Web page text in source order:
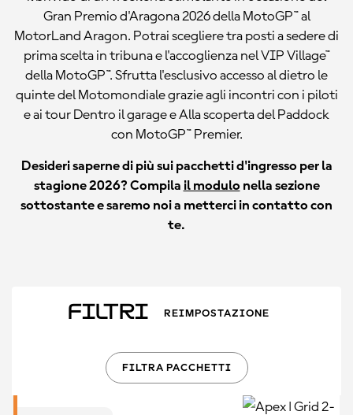
Gran Premio d'Aragona 2026 della MotoGP™ al
MotorLand Aragon. Potrai scegliere tra posti a sedere di
prima scelta in tribuna e l'accoglienza nel VIP Village™
della MotoGP™. Sfrutta l'esclusivo accesso al dietro le
quinte del Motomondiale grazie agli incontri con i piloti
e ai tour Dentro il garage e Alla scoperta del Paddock
con MotoGP™ Premier.
Desideri saperne di più sui pacchetti d'ingresso per la
stagione 2026? Compila il modulo nella sezione
sottostante e saremo noi a metterci in contatto con
te.
Filtri REIMPOSTAZIONE
FILTRA PACCHETTI